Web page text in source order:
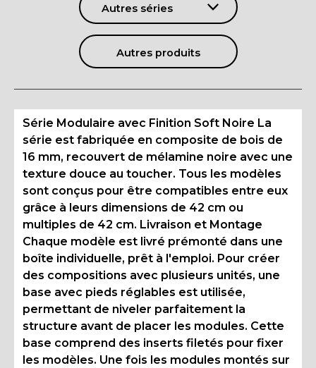
Autres séries
Autres produits
Série Modulaire avec Finition Soft Noire La
série est fabriquée en composite de bois de
16 mm, recouvert de mélamine noire avec une
texture douce au toucher. Tous les modèles
sont conçus pour être compatibles entre eux
grâce à leurs dimensions de 42 cm ou
multiples de 42 cm. Livraison et Montage
Chaque modèle est livré prémonté dans une
boîte individuelle, prêt à l'emploi. Pour créer
des compositions avec plusieurs unités, une
base avec pieds réglables est utilisée,
permettant de niveler parfaitement la
structure avant de placer les modules. Cette
base comprend des inserts filetés pour fixer
les modèles. Une fois les modules montés sur